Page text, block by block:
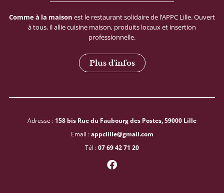
Commeà la maison est le restaurantsolidairede l’APPC Lille.Ouvert
àtous, ilalliecuisine maison, produits locauxet insertion
professionnelle.
Plus d'infos
Adresse : 158 bis Rue du Faubourg des Postes, 59000 Lille
Email :appclille@gmail.com
Tél :07 69 42 71 20
F
a